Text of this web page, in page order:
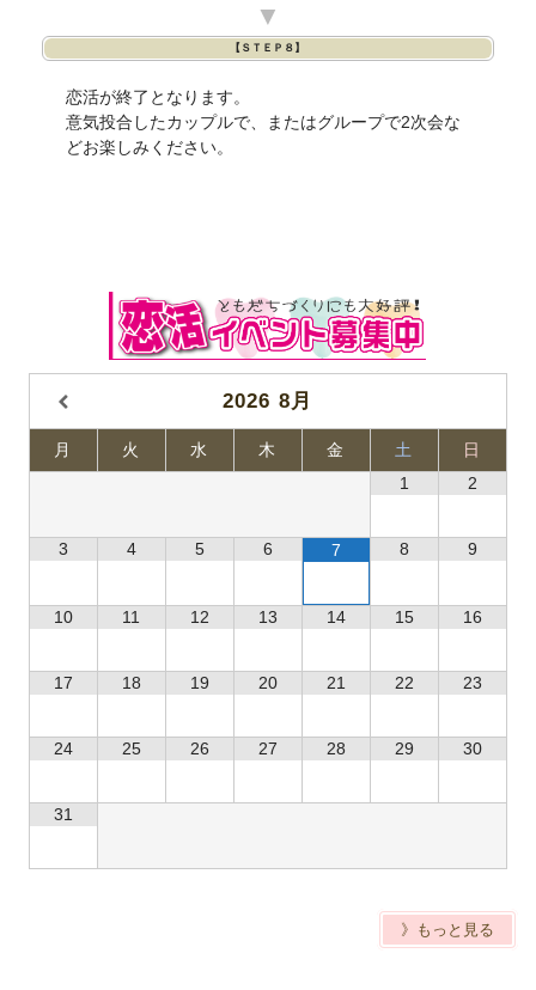
▼
【ＳＴＥＰ８】
恋活が終了となります。
意気投合したカップルで、またはグループで2次会な
どお楽しみください。
2026 8月
月 火 水 木 金 土
日
1
2
3 4 5 6 7 8 9
10 11 12 13 14 15 16
17 18 19 20 21 22 23
24 25 26 27 28 29 30
31
》もっと見る